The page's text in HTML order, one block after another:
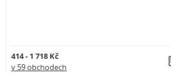
414 - 1 718 Kč
v 59 obchodech